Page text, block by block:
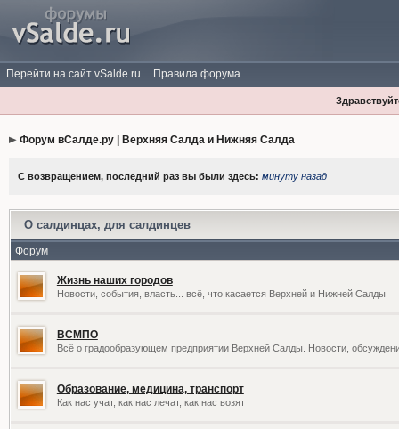
Перейти на сайт vSalde.ru Правила форума
Форум вСалде.ру | Верхняя Салда и Нижняя Салда
С возвращением, последний раз вы были здесь: минуту назад
О салдинцах, для салдинцев
Форум
Жизнь наших городов
Новости, события, власть... всё, что касается Верхней и Нижней Салды
ВСМПО
Всё о градообразующем предприятии Верхней Салды. Новости,
Образование, медицина, транспорт
Как нас учат, как нас лечат, как нас возят